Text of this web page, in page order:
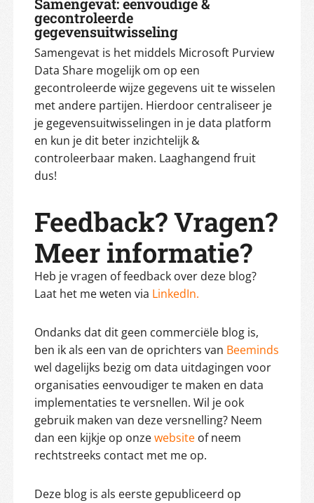
gecontroleerde
gegevensuitwisseling
Samengevat is het middels Microsoft Purview
Data Share mogelijk om op een
gecontroleerde wijze gegevens uit te wisselen
met andere partijen. Hierdoor centraliseer je
je gegevensuitwisselingen in je data platform
en kun je dit beter inzichtelijk &
controleerbaar maken. Laaghangend fruit
dus!
Feedback? Vragen?
Meer informatie?
Heb je vragen of feedback over deze blog?
Laat het me weten via LinkedIn.
Ondanks dat dit geen commerciële blog is,
ben ik als een van de oprichters van Beeminds
wel dagelijks bezig om data uitdagingen voor
organisaties eenvoudiger te maken en data
implementaties te versnellen. Wil je ook
gebruik maken van deze versnelling? Neem
dan een kijkje op onzewebsite of neem
rechtstreeks contact met me op.
Deze blog is als eerste gepubliceerd op